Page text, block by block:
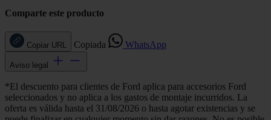
Comparte este producto
Copiar URL Copiada WhatsApp
Aviso legal
*El descuento para clientes de Ford aplica para accesorios Ford
seleccionados y no aplica a los gastos de montaje incurridos. La
oferta es válida hasta el 31/08/2026 o hasta agotar existencias y se